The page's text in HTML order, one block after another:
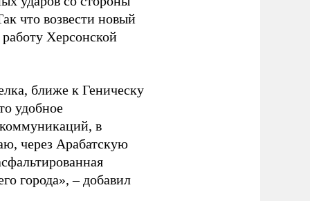
что возвести новый
работу Херсонской
ближе к Геническу
удобное
коммуникаций, в
через Арабатскую
города», – добавил